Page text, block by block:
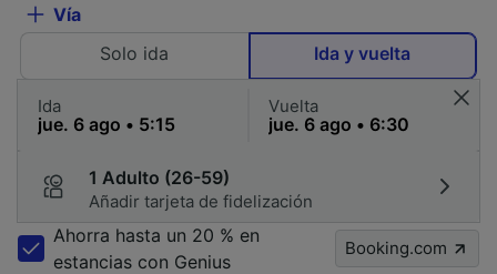
Vía
Solo ida
Ida y vuelta
Ida Vuelta
1 Adulto (26-59)
Añadir tarjeta de fidelización
Ahorra hasta un 20 % en
estancias con Genius
Booking.com